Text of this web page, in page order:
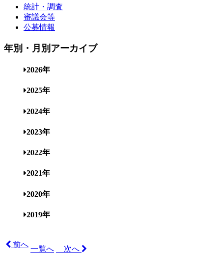
統計・調査
審議会等
公募情報
年別・月別アーカイブ
2026年
2025年
2024年
2023年
2022年
2021年
2020年
2019年
前へ
一覧へ 次へ